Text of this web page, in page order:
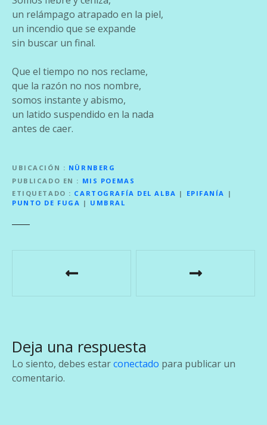
un relámpago atrapado en la piel,
un incendio que se expande
sin buscar un final.
Que el tiempo no nos reclame,
que la razón no nos nombre,
somos instante y abismo,
un latido suspendido en la nada
antes de caer.
UBICACIÓN
NÜRNBERG
PUBLICADO EN
MIS POEMAS
ETIQUETADO
CARTOGRAFÍA DEL ALBA | EPIFANÍA |
PUNTO DE FUGA | UMBRAL
g
a
Deja una respuesta
Lo siento, debes estarconectado para publicar un
comentario.